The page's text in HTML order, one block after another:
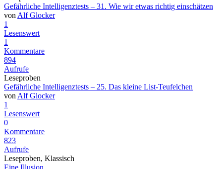
Gefährliche Intelligenztests – 31. Wie wir etwas richtig einschätzen
von Alf Glocker
1
Lesenswert
1
Kommentare
894
Aufrufe
Leseproben
Gefährliche Intelligenztests – 25. Das kleine List-Teufelchen
von Alf Glocker
1
Lesenswert
0
Kommentare
823
Aufrufe
Leseproben, Klassisch